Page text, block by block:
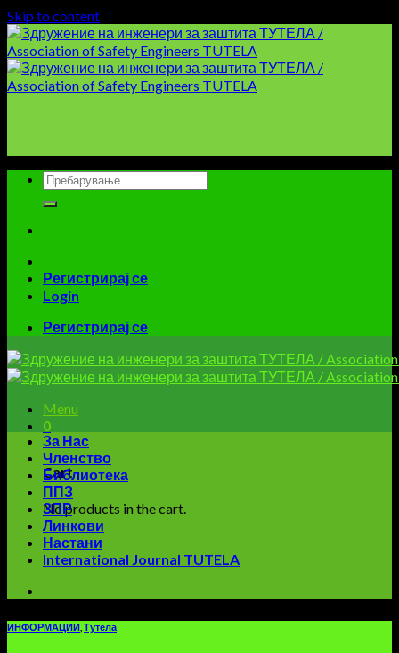
Skip to content
Регистрирај се
Login
Регистрирај се
Menu
0
Cart
No products in the cart.
За Нас
Членство
Библиотека
ППЗ
ЗПР
Линкови
Настани
International Journal TUTELA
ИНФОРМАЦИИ Тутела